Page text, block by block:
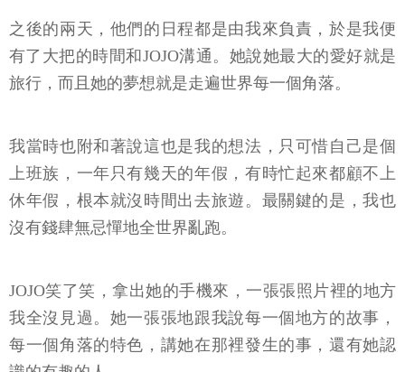
之後的兩天，他們的日程都是由我來負責，於是我便
有了大把的時間和JOJO溝通。她說她最大的愛好就是
旅行，而且她的夢想就是走遍世界每一個角落。
我當時也附和著說這也是我的想法，只可惜自己是個
上班族，一年只有幾天的年假，有時忙起來都顧不上
休年假，根本就沒時間出去旅遊。最關鍵的是，我也
沒有錢肆無忌憚地全世界亂跑。
JOJO笑了笑，拿出她的手機來，一張張照片裡的地方
我全沒見過。她一張張地跟我說每一個地方的故事，
每一個角落的特色，講她在那裡發生的事，還有她認